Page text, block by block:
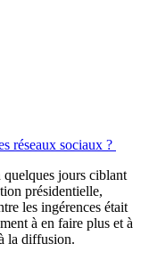
réseaux sociaux ?
jours ciblant
présidentielle,
les ingérences était
à en faire plus et à
la diffusion.